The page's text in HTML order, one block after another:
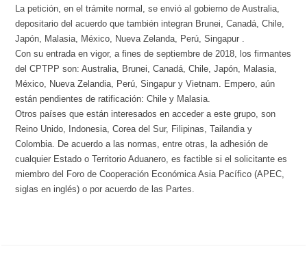
La petición, en el trámite normal, se envió al gobierno de Australia,
depositario del acuerdo que también integran Brunei, Canadá, Chile,
Japón, Malasia, México, Nueva Zelanda, Perú, Singapur .
Con su entrada en vigor, a fines de septiembre de 2018, los firmantes
del CPTPP son: Australia, Brunei, Canadá, Chile, Japón, Malasia,
México, Nueva Zelandia, Perú, Singapur y Vietnam. Empero, aún
están pendientes de ratificación: Chile y Malasia.
Otros países que están interesados en acceder a este grupo, son
Reino Unido, Indonesia, Corea del Sur, Filipinas, Tailandia y
Colombia. De acuerdo a las normas, entre otras, la adhesión de
cualquier Estado o Territorio Aduanero, es factible si el solicitante es
miembro del Foro de Cooperación Económica Asia Pacífico (APEC,
siglas en inglés) o por acuerdo de las Partes.